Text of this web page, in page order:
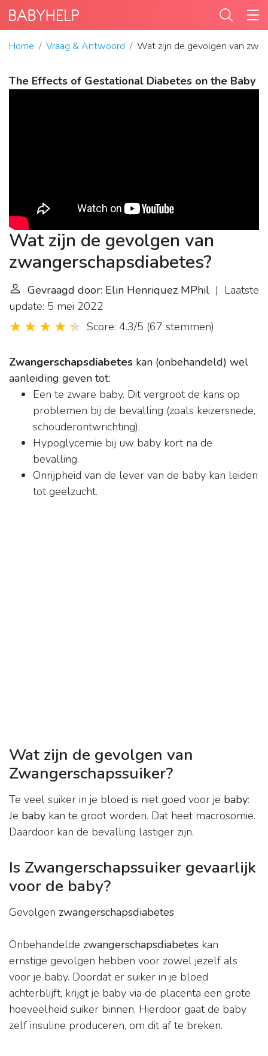
Home Vraag & Antwoord Wat zijn de gevolgen van
The Effects of Gestational Diabetes on the Baby
Wat zijn de gevolgen van
zwangerschapsdiabetes?
Gevraagd door: Elin Henriquez MPhil | Laatste
update: 5 mei 2022
Score: 4.3/5 (67 stemmen)
Zwangerschapsdiabetes kan (onbehandeld) wel
aanleiding geven tot:
Een te zware baby. Dit vergroot de kans op
problemen bij de bevalling (zoals keizersnede,
schouderontwrichting).
Hypoglycemie bij uw baby kort na de
bevalling.
Onrijpheid van de lever van de baby kan leiden
tot geelzucht.
Wat zijn de gevolgen van
Zwangerschapssuiker?
Te veel suiker in je bloed is niet goed voor je baby:
Je baby kan te groot worden. Dat heet macrosomie.
Daardoor kan de bevalling lastiger zijn.
Is Zwangerschapssuiker gevaarlijk
voor de baby?
Gevolgen zwangerschapsdiabetes
Onbehandelde zwangerschapsdiabetes kan
ernstige gevolgen hebben voor zowel jezelf als
voor je baby. Doordat er suiker in je bloed
achterblijft, krijgt je baby via de placenta een grote
hoeveelheid suiker binnen. Hierdoor gaat de baby
zelf insuline produceren, om dit af te breken.